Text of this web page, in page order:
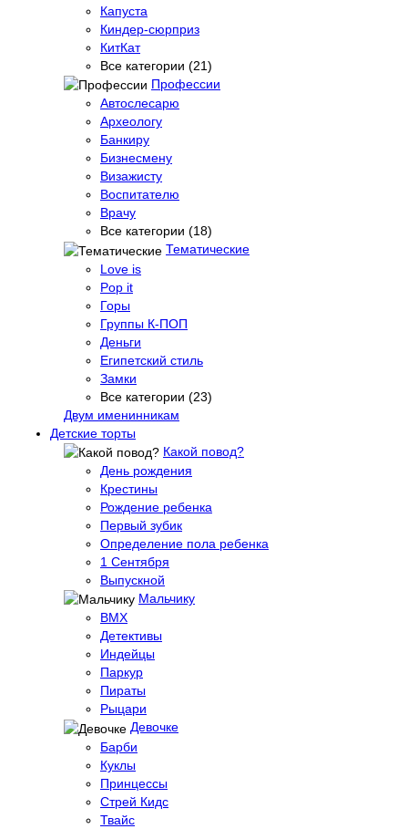
Капуста
Киндер-сюрприз
КитКат
Все категории (21)
Профессии
Автослесарю
Археологу
Банкиру
Бизнесмену
Визажисту
Воспитателю
Врачу
Все категории (18)
Тематические
Love is
Pop it
Горы
Группы К-ПОП
Деньги
Египетский стиль
Замки
Все категории (23)
Двум именинникам
Детские торты
Какой повод?
День рождения
Крестины
Рождение ребенка
Первый зубик
Определение пола ребенка
1 Сентября
Выпускной
Мальчику
BMX
Детективы
Индейцы
Паркур
Пираты
Рыцари
Девочке
Барби
Куклы
Принцессы
Стрей Кидс
Твайс